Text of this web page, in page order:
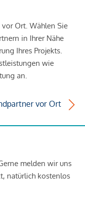
Ort. Wählen Sie
in Ihrer Nähe
Ihres Projekts.
wie
an.
vor Ort
melden wir uns
natürlich kostenlos